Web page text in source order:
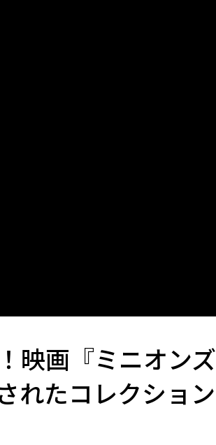
映画『ミニオンズ
れたコレクション